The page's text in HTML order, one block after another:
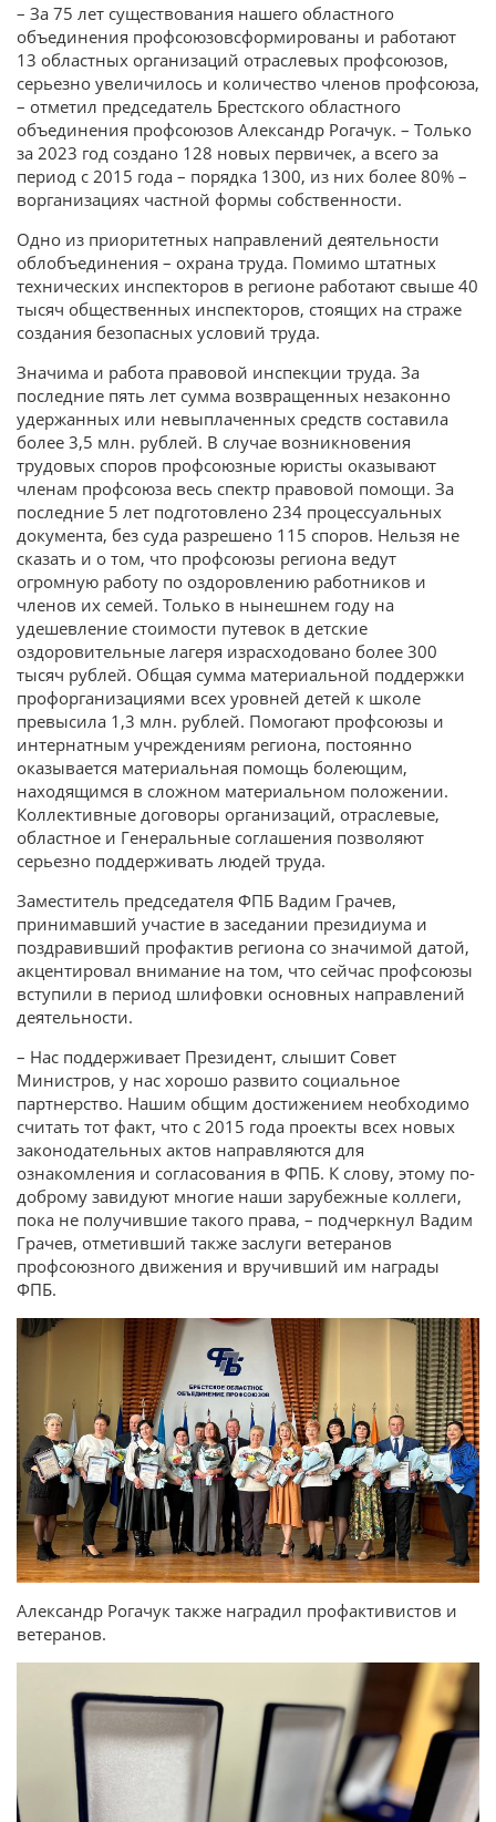
– За 75 лет существования нашего областного
объединения профсоюзовсформированы и работают
13 областных организаций отраслевых профсоюзов,
серьезно увеличилось и количество членов профсоюза,
– отметил председатель Брестского областного
объединения профсоюзов Александр Рогачук. – Только
за 2023 год создано 128 новых первичек, а всего за
период с 2015 года – порядка 1300, из них более 80% –
ворганизациях частной формы собственности.
Одно из приоритетных направлений деятельности
облобъединения – охрана труда. Помимо штатных
технических инспекторов в регионе работают свыше 40
тысяч общественных инспекторов, стоящих на страже
создания безопасных условий труда.
Значима и работа правовой инспекции труда. За
последние пять лет сумма возвращенных незаконно
удержанных или невыплаченных средств составила
более 3,5 млн. рублей. В случае возникновения
трудовых споров профсоюзные юристы оказывают
членам профсоюза весь спектр правовой помощи. За
последние 5 лет подготовлено 234 процессуальных
документа, без суда разрешено 115 споров. Нельзя не
сказать и о том, что профсоюзы региона ведут
огромную работу по оздоровлению работников и
членов их семей. Только в нынешнем году на
удешевление стоимости путевок в детские
оздоровительные лагеря израсходовано более 300
тысяч рублей. Общая сумма материальной поддержки
профорганизациями всех уровней детей к школе
превысила 1,3 млн. рублей. Помогают профсоюзы и
интернатным учреждениям региона, постоянно
оказывается материальная помощь болеющим,
находящимся в сложном материальном положении.
Коллективные договоры организаций, отраслевые,
областное и Генеральные соглашения позволяют
серьезно поддерживать людей труда.
Заместитель председателя ФПБ Вадим Грачев,
принимавший участие в заседании президиума и
поздравивший профактив региона со значимой датой,
акцентировал внимание на том, что сейчас профсоюзы
вступили в период шлифовки основных направлений
деятельности.
– Нас поддерживает Президент, слышит Совет
Министров, у нас хорошо развито социальное
партнерство. Нашим общим достижением необходимо
считать тот факт, что с 2015 года проекты всех новых
законодательных актов направляются для
ознакомления и согласования в ФПБ. К слову, этому по-
доброму завидуют многие наши зарубежные коллеги,
пока не получившие такого права, – подчеркнул Вадим
Грачев, отметивший также заслуги ветеранов
профсоюзного движения и вручивший им награды
ФПБ.
Александр Рогачук также наградил профактивистов и
ветеранов.